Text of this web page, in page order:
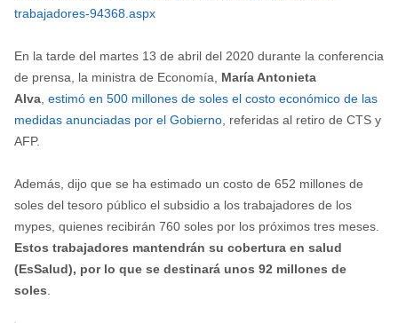
trabajadores-94368.aspx
En la tarde del martes 13 de abril del 2020 durante la conferencia
de prensa, la ministra de Economía, María Antonieta
Alva, estimó en 500 millones de soles el costo económico de las
medidas anunciadas por el Gobierno, referidas al retiro de CTS y
AFP.
Además, dijo que se ha estimado un costo de 652 millones de
soles del tesoro público el subsidio a los trabajadores de los
mypes, quienes recibirán 760 soles por los próximos tres meses.
Estos trabajadores mantendrán su cobertura en salud
(EsSalud), por lo que se destinará unos 92 millones de
soles